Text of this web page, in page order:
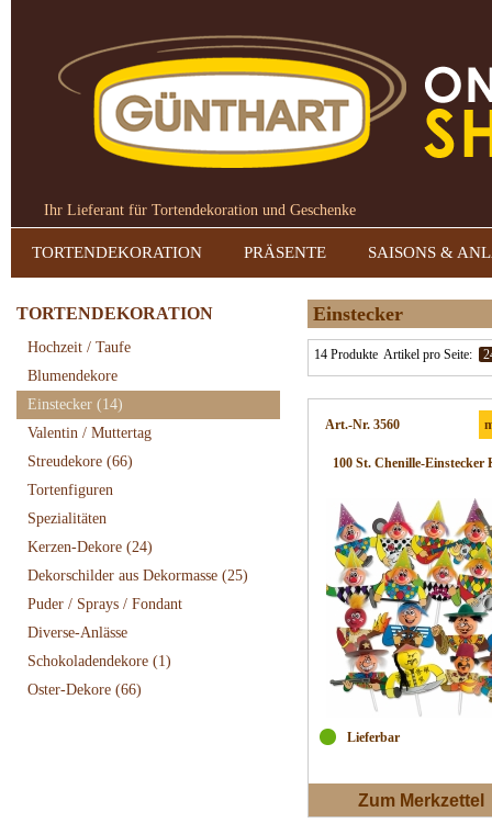
Ihr Lieferant für Tortendekoration und Geschenke
TORTENDEKORATION PRÄSENTE SAISONS &
TORTENDEKORATION
Hochzeit / Taufe
Blumendekore
Einstecker (14)
Valentin / Muttertag
Streudekore (66)
Tortenfiguren
Spezialitäten
Kerzen-Dekore (24)
Dekorschilder aus Dekormasse (25)
Puder / Sprays / Fondant
Diverse-Anlässe
Schokoladendekore (1)
Oster-Dekore (66)
Einstecker
14 Produkte Artikel pro Seite:
Art.-Nr. 3560
100 St. Chenille-Einstecker
Lieferbar
Zum Merkzettel